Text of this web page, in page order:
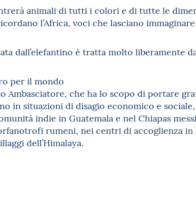
animali di tutti i colori e di tutte le
l’Africa, voci che lasciano
dall’elefantino è tratta molto liberamente
per il mondo
Ambasciatore, che ha lo scopo di portare
in situazioni di disagio economico e
indie in Guatemala e nel Chiapas
rumeni, nei centri di accoglienza
dell’Himalaya.